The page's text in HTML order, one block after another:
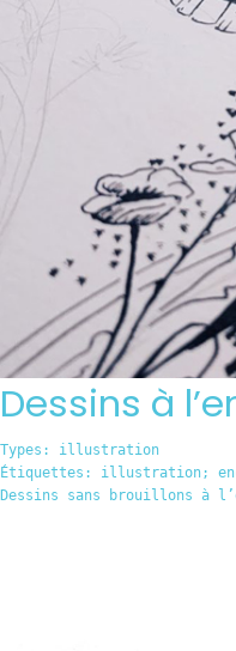
Dessins à
Types:
illustration
Étiquettes:
illustration;
Dessins sans brouillons à